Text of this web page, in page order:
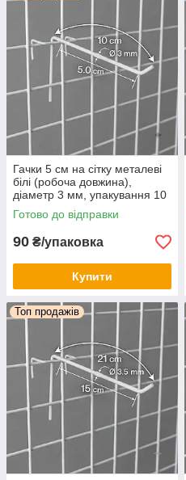
Гачки 5 см на сітку металеві
білі (робоча довжина),
діаметр 3 мм, упакування 10
шт. Гачки торгові для
сітчастого обладнання
Готово до відправки
90 ₴/упаковка
Купити
Топ продажів